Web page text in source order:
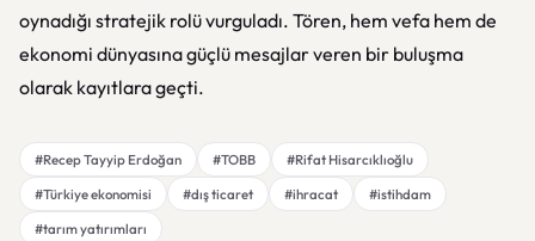
oynadığı stratejik rolü vurguladı. Tören, hem vefa hem de
ekonomi dünyasına güçlü mesajlar veren bir buluşma
olarak kayıtlara geçti.
#Recep Tayyip Erdoğan #TOBB
#Rifat Hisarcıklıoğlu
#Türkiye ekonomisi
#dış ticaret #ihracat
#istihdam
#tarım yatırımları